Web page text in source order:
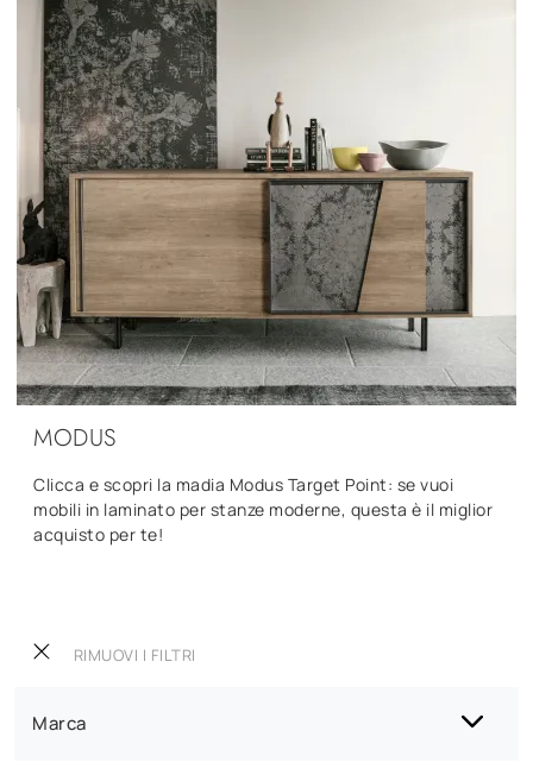
RIMUOVI I FILTRI
Marca
MODUS
Clicca e scopri la madia Modus Target Point: se vuoi
mobili in laminato per stanze moderne, questa è il miglior
acquisto per te!